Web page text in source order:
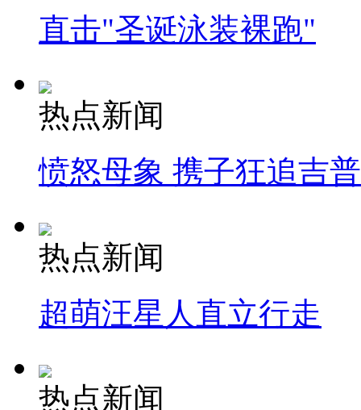
直击"圣诞泳装裸跑"
热点新闻
愤怒母象 携子狂追吉
热点新闻
超萌汪星人直立行走
热点新闻